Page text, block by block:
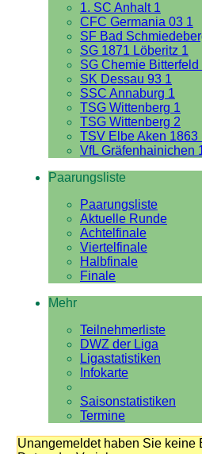
1. SC Anhalt 1
CFC Germania 03 1
SF Bad
SG 1871 Löberitz 1
SG Chemie Bitterfeld
SK Dessau 93 1
SSC Annaburg 1
TSG Wittenberg 1
TSG Wittenberg 2
TSV Elbe Aken 1863
VfL Gräfenhainichen
Paarungsliste
Paarungsliste
Aktuelle Runde
Achtelfinale
Viertelfinale
Halbfinale
Finale
Mehr
Teilnehmerliste
DWZ der Liga
Ligastatistiken
Infokarte
Saisonstatistiken
Termine
Unangemeldet haben Sie keine